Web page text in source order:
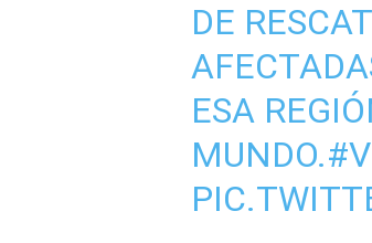
DE
ESA
MUNDO.